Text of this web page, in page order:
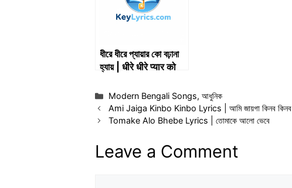
ধীরে ধীরে প্যায়ার কো বঢ়ানা
হ্যায় | धीरे धीरे प्यार को
Dheere Pyar Ko
Badhana Hai |
Lyrics
Categories
Modern Bengali Songs,আধুনিক
Ami Jaiga Kinbo Kinbo Lyrics | আমি জায়গা কিনব কিনব
Tomake Alo Bhebe Lyrics | তোমাকে আলো ভেবে
Leave a Comment